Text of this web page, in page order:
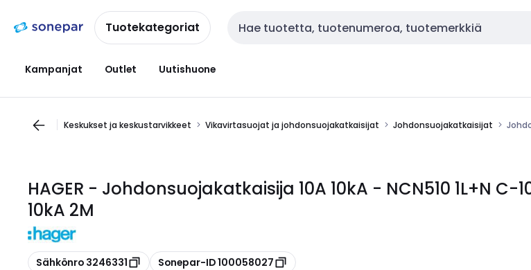
navigointiinsisältöönTuotekategoriat Haku
Kampanjat Outlet Uutishuone
Keskukset ja keskustarvikkeet Vikavirtasuojat ja johdonsuojakatkaisijat Johdonsuojakatkaisijat
HAGER - Johdonsuojakatkaisija 10A 10kA - NCN510 1L+N C-
10kA 2M
Kopioi
Sähkönro 3246331 Kopioi
Sonepar-ID 100058027